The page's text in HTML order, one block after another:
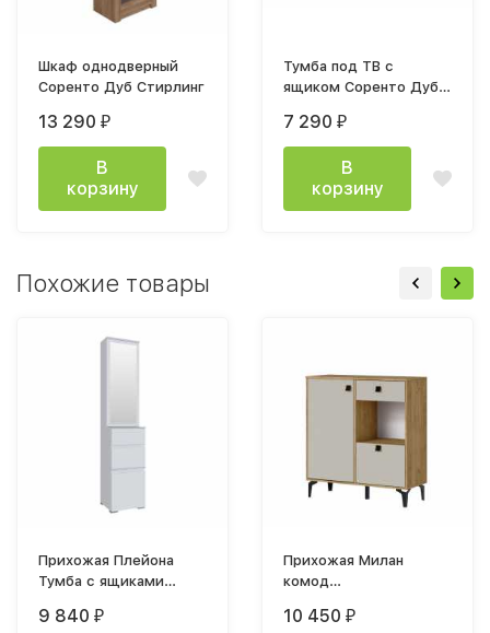
Шкаф однодверный
Соренто Дуб Стирлинг
13 290 ₽
В
корзину
Тумба под ТВ с
ящиком Соренто Дуб
7 290 ₽
В
корзину
Похожие товары
Прихожая Плейона
Тумба с ящиками
белый
9 840 ₽
Прихожая Милан
комод
Дуб Крафт Золотой /
10 450 ₽